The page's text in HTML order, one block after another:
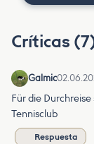
Críticas
Galmic
Für die
Tennisclub
Respuesta